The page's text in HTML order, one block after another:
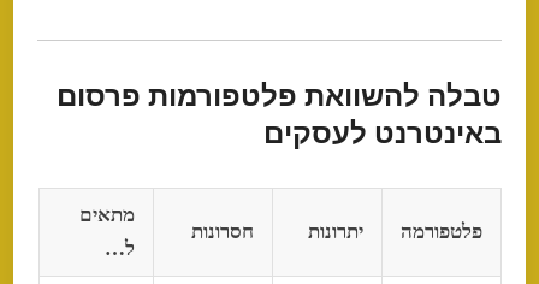
טבלה להשוואת פלטפורמות פרסום
באינטרנט לעסקים
פלטפורמה יתרונות חסרונות
מתאים
ל…